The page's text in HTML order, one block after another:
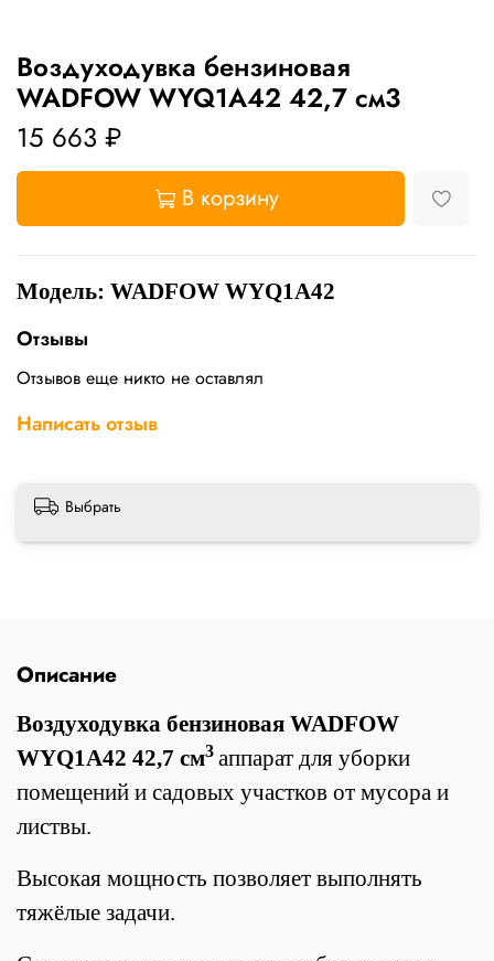
Воздуходувка бензиновая
WADFOW WYQ1A42 42,7 см3
15 663 ₽
В корзину
Модель: WADFOW WYQ1A42
Отзывы
Отзывов еще никто не оставлял
Написать отзыв
Выбрать
Описание
Воздуходувка бензиновая WADFOW
WYQ1A42 42,7 см3 аппарат для уборки
помещений и садовых участков от мусора и
листвы.
Высокая мощность позволяет выполнять
тяжёлые задачи.